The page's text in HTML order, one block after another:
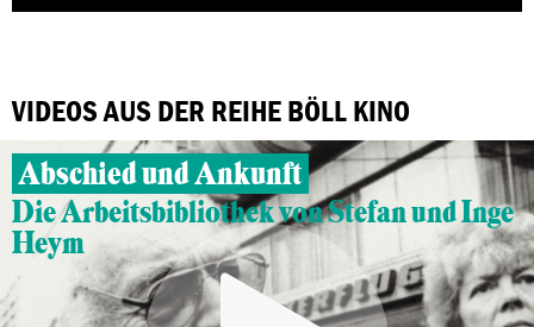
VIDEOS AUS DER REIHE BÖLL KINO
Abschied und Ankunft
Die Arbeitsbibliothek von Stefan und Inge
Heym